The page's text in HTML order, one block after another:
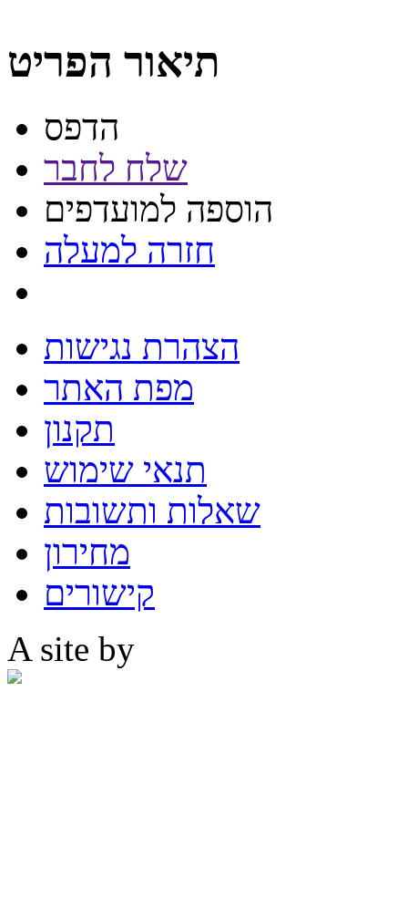
תיאור הפריט
הדפס
שלח לחבר
הוספה למועדפים
חזרה למעלה
הצהרת נגישות
מפת האתר
תקנון
תנאי שימוש
שאלות ותשובות
מחירון
קישורים
A site by